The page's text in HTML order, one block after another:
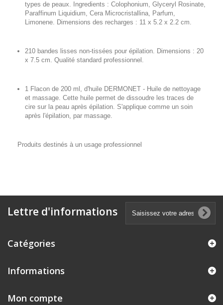
types de peaux. Ingredients : Colophonium, Glyceryl Rosinate,
Paraffinum Liquidium, Cera Microcristallina, Parfum,
Limonene. Dimensions des recharges : 11 x 5.2 x 2.2 cm.
210 bandes lisses non-tissées pour épilation. Dimensions : 20
x 7.5 cm. Qualité standard professionnel.
1 Flacon de 200 ml, d'huile DERMONET - Huile de nettoyage
et massage. Cette huile permet de dissoudre les traces de
cire sur la peau après épilation. S'applique comme un soin
après l'épilation, par massage.
Produits destinés à un usage professionnel
Lettre d'informations
Catégories
Informations
Mon compte